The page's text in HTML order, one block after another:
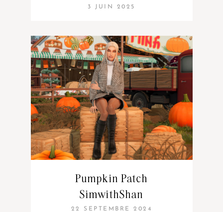
3 JUIN 2025
Pumpkin Patch
SimwithShan
22 SEPTEMBRE 2024